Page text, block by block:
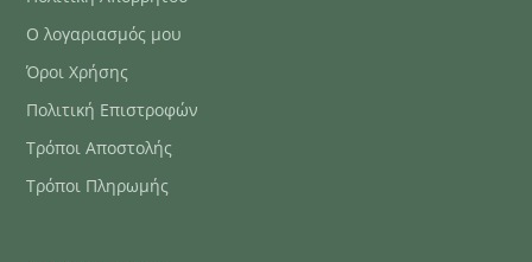
Ο λογαριασμός μου
Όροι Χρήσης
Πολιτική Επιστροφών
Τρόποι Αποστολής
Τρόποι Πληρωμής